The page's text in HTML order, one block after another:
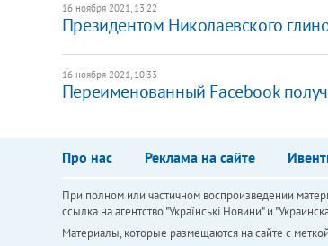
16 ноября 2021, 13:22
Президентом Николаевского
16 ноября 2021, 10:33
Переименованный Facebook
Про нас Реклама на сайте
При полном или частичном воспроизведении
ссылка на агентство "Українськi Новини" и
Материалы, которые размещаются на сайте с